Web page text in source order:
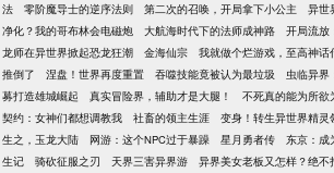
法
零阶魔导士的逆序法则 第二次的召唤，开局拿下小公主 异世
净化？我的哥布林会电磁炮
大航海时代下的法师成神路 开局流放
龙师在异世界掀起恐龙狂潮
金海仙宗 我就做个烂游戏，至高神话
推倒了
涅盘！世界再度重置 吞噬技能竟被认为最垃圾 虫临异界
募打造雄城崛起
真实冒险界，辅助才是大腿！ 不死真的能为所欲
契约：女神们都想调教我
社畜的领主生涯 变身！转生异世界精灵
生之，玉龙大陆
网游：这个NPC过于暴躁 星月勇者传 东京：成
生记
骑砍征服之刃 天界三害异界游 异界美女老板又怎样？绝不